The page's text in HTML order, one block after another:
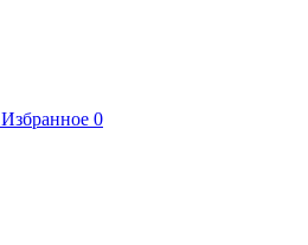
Избранное 0